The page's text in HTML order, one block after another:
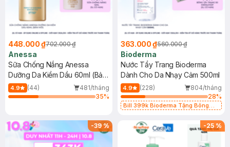
448.000 ₫702.000 ₫
Anessa
Sữa Chống Nắng Anessa
Dưỡng Da Kiềm Dầu 60ml (Bản
Mới)
4.9 (44)
481/tháng
35%
363.000 ₫560.000 ₫
Bioderma
Nước Tẩy Trang Bioderma
Dành Cho Da Nhạy Cảm 500ml
4.9 (228)
804/tháng
28%
Bill 399k Bioderma Tặng Bông
-39% -25 %